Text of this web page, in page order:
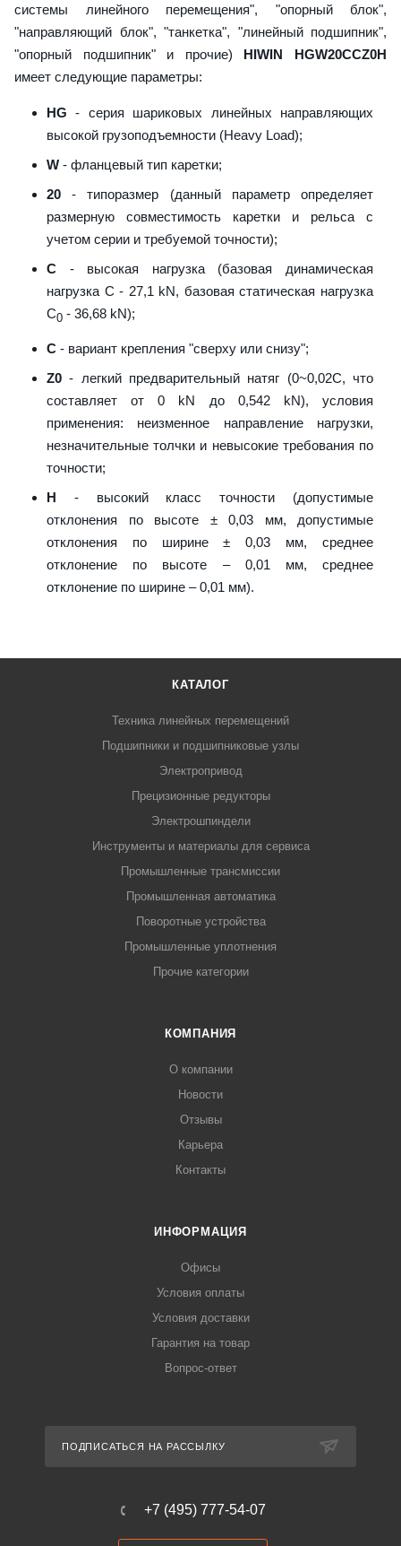
системы линейного перемещения", "опорный блок",
"направляющий блок", "танкетка", "линейный подшипник",
"опорный подшипник" и прочие) HIWIN HGW20CCZ0H
имеет следующие параметры:
HG - серия шариковых линейных направляющих
высокой грузоподъемности (Heavy Load);
W - фланцевый тип каретки;
20 - типоразмер (данный параметр определяет
размерную совместимость каретки и рельса с
учетом серии и требуемой точности);
C - высокая нагрузка (базовая динамическая
нагрузка C - 27,1 kN, базовая статическая нагрузка
С0 - 36,68 kN);
C - вариант крепления "сверху или снизу";
Z0 - легкий предварительный натяг (0~0,02C, что
составляет от 0 kN до 0,542 kN), условия
применения: неизменное направление нагрузки,
незначительные толчки и невысокие требования по
точности;
H - высокий класс точности (допустимые
отклонения по высоте ± 0,03 мм, допустимые
отклонения по ширине ± 0,03 мм, среднее
отклонение по высоте – 0,01 мм, среднее
отклонение по ширине – 0,01 мм).
КАТАЛОГ
Техника линейных перемещений
Подшипники и подшипниковые узлы
Электропривод
Прецизионные редукторы
Электрошпиндели
Инструменты и материалы для сервиса
Промышленные трансмиссии
Промышленная автоматика
Поворотные устройства
Промышленные уплотнения
Прочие категории
КОМПАНИЯ
О компании
Новости
Отзывы
Карьера
Контакты
ИНФОРМАЦИЯ
Офисы
Условия оплаты
Условия доставки
Гарантия на товар
Вопрос-ответ
ПОДПИСАТЬСЯ НА РАССЫЛКУ
+7 (495) 777-54-07